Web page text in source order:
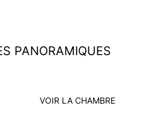
PANORAMIQUES
VOIR LA CHAMBRE